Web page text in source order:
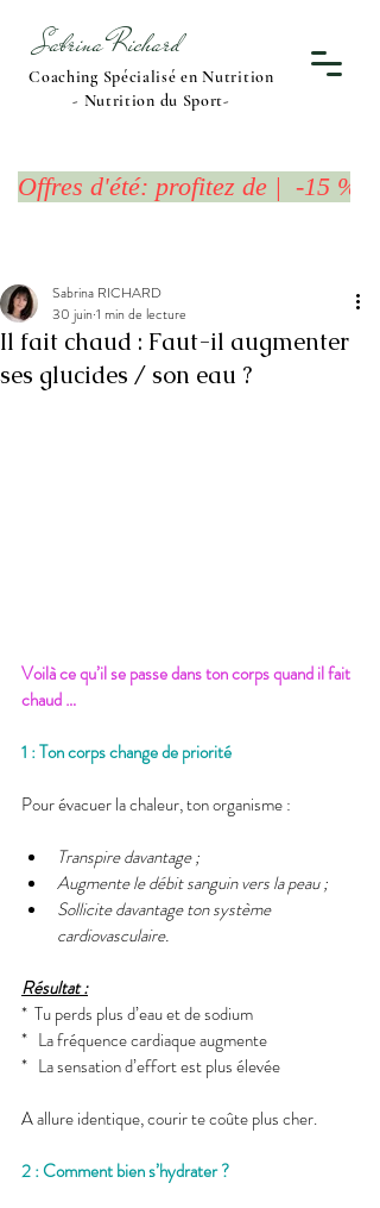
Offres d'été: profitez de |  -15
Sabrina Richard
Coaching Spécialisé en Nutrition
- Nutrition du Sport-
Il fait chaud : Faut-il augmenter
ses glucides / son eau ?
Sabrina RICHARD
30 juin1 min de lecture
Voilà ce qu’il se passe dans ton corps quand il fait
chaud …
1 : Ton corps change de priorité
Pour évacuer la chaleur, ton organisme :
Transpire davantage ;
Augmente le débit sanguin vers la peau ;
Sollicite davantage ton système
cardiovasculaire.
Résultat :
*  Tu perds plus d’eau et de sodium
*   La fréquence cardiaque augmente
*   La sensation d’effort est plus élevée
A allure identique, courir te coûte plus cher.
2 : Comment bien s’hydrater ?